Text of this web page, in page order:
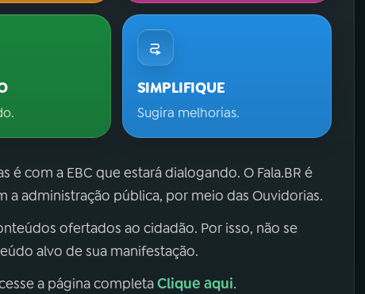
SIMPLIFIQUE
Sugira melhorias.
é com a EBC que estará dialogando. O Fala.BR é
administração pública, por meio das Ouvidorias.
ofertados ao cidadão. Por isso, não se
alvo de sua manifestação.
a página completaClique aqui.